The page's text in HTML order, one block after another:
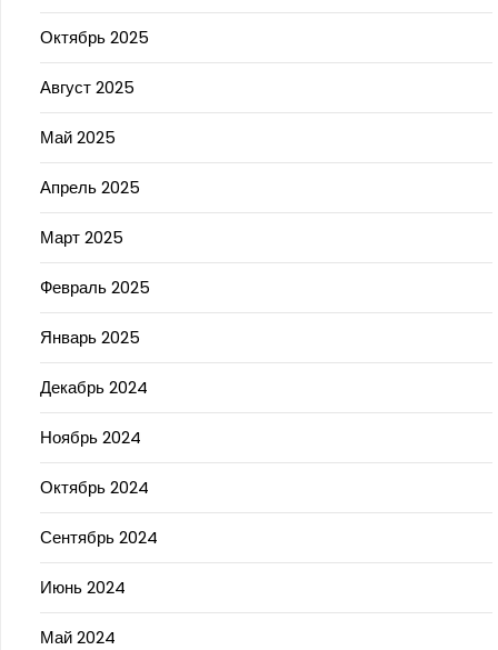
Октябрь 2025
Август 2025
Май 2025
Апрель 2025
Март 2025
Февраль 2025
Январь 2025
Декабрь 2024
Ноябрь 2024
Октябрь 2024
Сентябрь 2024
Июнь 2024
Май 2024